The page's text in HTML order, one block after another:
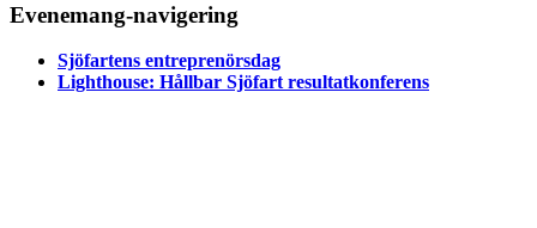
Evenemang-navigering
Sjöfartens entreprenörsdag
Lighthouse: Hållbar Sjöfart resultatkonferens